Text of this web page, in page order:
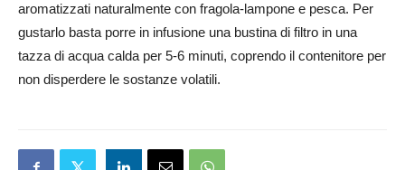
aromatizzati naturalmente con fragola-lampone e pesca. Per
gustarlo basta porre in infusione una bustina di filtro in una
tazza di acqua calda per 5-6 minuti, coprendo il contenitore per
non disperdere le sostanze volatili.